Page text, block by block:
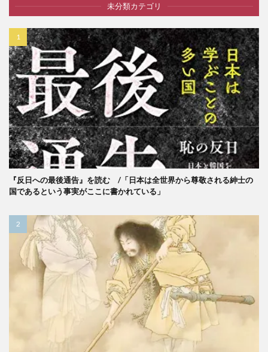
未分類カテゴリ
『反日への最後通告』を読む /「日本は全世界から尊敬される紳士の
国であるという事実がここに書かれている」